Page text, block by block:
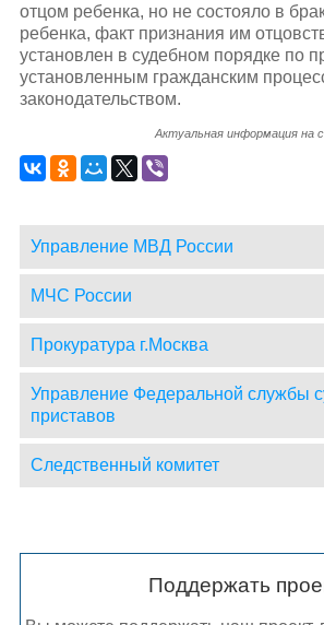
отцом ребенка, но не состояло в
ребенка, факт признания им
установлен в судебном порядке по
установленным гражданским
законодательством.
Актуальная информация на
Управление МВД России
МЧС России
Прокуратура г.Москва
Управление Федеральной службы
приставов
Следственный комитет
Поддержать